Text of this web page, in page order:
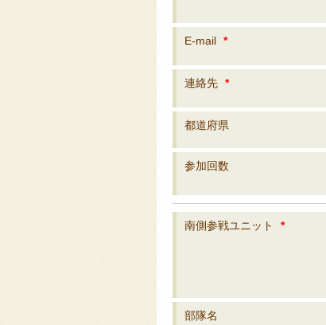
E-mail *
連絡先 *
都道府県
参加回数
南側参戦ユニット *
部隊名